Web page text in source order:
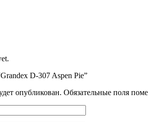
D-307 Aspen Pie”
опубликован. Обязательные поля